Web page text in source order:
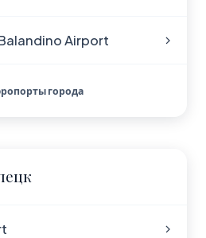
Airport
города